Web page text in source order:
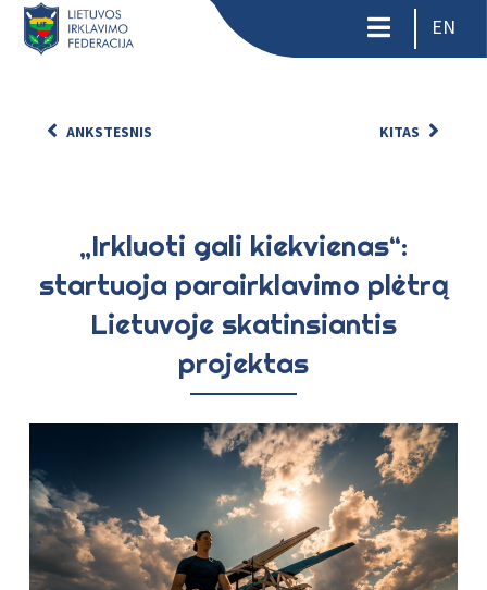
EN
ANKSTESNIS KITAS
„Irkluoti gali kiekvienas“:
startuoja parairklavimo plėtrą
Lietuvoje skatinsiantis
projektas